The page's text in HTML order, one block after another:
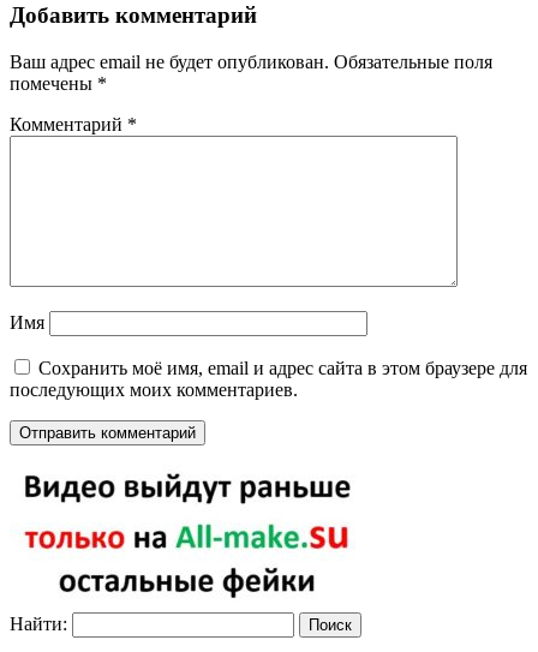
Добавить комментарий
Ваш адрес email не будет опубликован. Обязательные поля
помечены *
Комментарий *
Имя
Сохранить моё имя, email и адрес сайта в этом браузере для
последующих моих комментариев.
Найти: